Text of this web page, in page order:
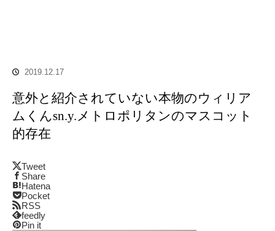
2019.12.17
意外と紹介されていない本物のウィリア
ムくんsn.y.メトロポリタンのマスコット
的存在
Tweet
Share
Hatena
Pocket
RSS
feedly
Pin it